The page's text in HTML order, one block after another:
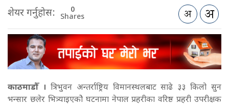
शेयर गर्नुहोस: 0
Shares
काठमाडौँ । त्रिभुवन अन्तर्राष्ट्रिय विमानस्थलबाट साढे ३३ किलो सुन
भन्सार छलेर भित्र्याइएकोे घटनामा नेपाल प्रहरीका वरिष्ठ प्रहरी उपरीक्षक